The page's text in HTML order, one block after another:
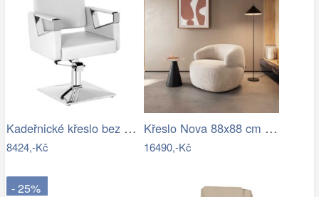
Kadeřnické křeslo bez opěrky na nohy…
8424,-Kč
Křeslo Nova 88x88 cm manšestr béžová
16490,-Kč
- 25%